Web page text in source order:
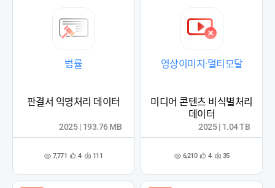
법률
판결서 익명처리 데이터
조 7,771 관
록
4 다 111
2025 | 193.76 MB
영상이미지·멀티모달
미디어 콘텐츠 비식별처리
데이터
조 6,210 관
록
4 다 35
2025 | 1.04 TB